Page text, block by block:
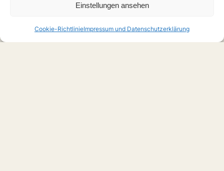
Einstellungen ansehen
Cookie-RichtlinieImpressum und Datenschutzerklärung